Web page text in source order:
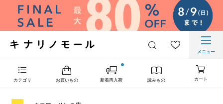
メニュー
カテゴリ お買いもの 新着再入荷 読みもの カート